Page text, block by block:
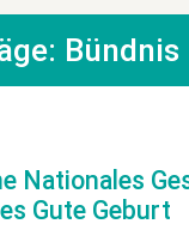
Bündnis
Nationales
Gute Geburt